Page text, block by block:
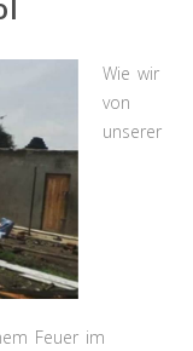
Wie wir
von
unserer
Feuer im